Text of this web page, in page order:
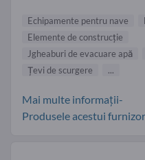
Echipamente pentru nave
Elemente de construcţie
Jgheaburi de evacuare apă
Țevi de scurgere
...
Mai multe informații-
Produsele acestui furnizor